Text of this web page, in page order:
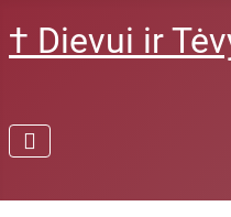
† Dievui ir